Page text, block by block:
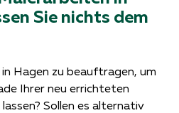
Sie nichts dem
in Hagen zu beauftragen, um
Ihrer neu errichteten
Sollen es alternativ